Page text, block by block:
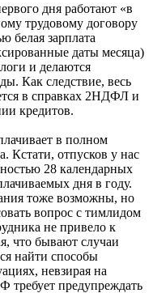
дня работают «в
трудовому договору
белая зарплата
даты месяца)
и делаются
Как следствие, весь
в справках 2НДФЛ и
кредитов.
в полном
Кстати, отпусков у нас
28 календарных
дня в году.
тоже возможны, но
вопрос с тимлидом
не привело к
что бывают случаи
найти способы
невзирая на
требует предупреждать